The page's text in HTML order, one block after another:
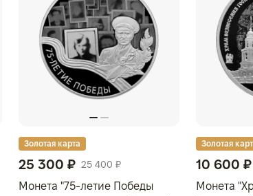
Золотая карта
25 300 ₽ 25 400 ₽
Монета "75-летие Победы
Золотая
10 600 ₽
Монета